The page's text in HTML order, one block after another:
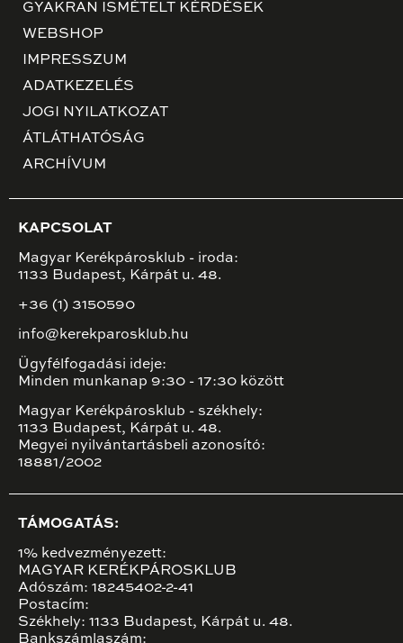
GYAKRAN ISMÉTELT KÉRDÉSEK
WEBSHOP
IMPRESSZUM
ADATKEZELÉS
JOGI NYILATKOZAT
ÁTLÁTHATÓSÁG
ARCHÍVUM
KAPCSOLAT
Magyar Kerékpárosklub - iroda:
1133 Budapest, Kárpát u. 48.
+36 (1) 3150590
info@kerekparosklub.hu
Ügyfélfogadási ideje:
Minden munkanap 9:30 - 17:30 között
Magyar Kerékpárosklub - székhely:
1133 Budapest, Kárpát u. 48.
Megyei nyilvántartásbeli azonosító:
18881/2002
TÁMOGATÁS:
1% kedvezményezett:
MAGYAR KERÉKPÁROSKLUB
Adószám: 18245402-2-41
Postacím:
Székhely: 1133 Budapest, Kárpát u. 48.
Bankszámlaszám: